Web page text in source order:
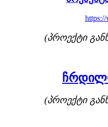
(პროექტი
(პროექტი